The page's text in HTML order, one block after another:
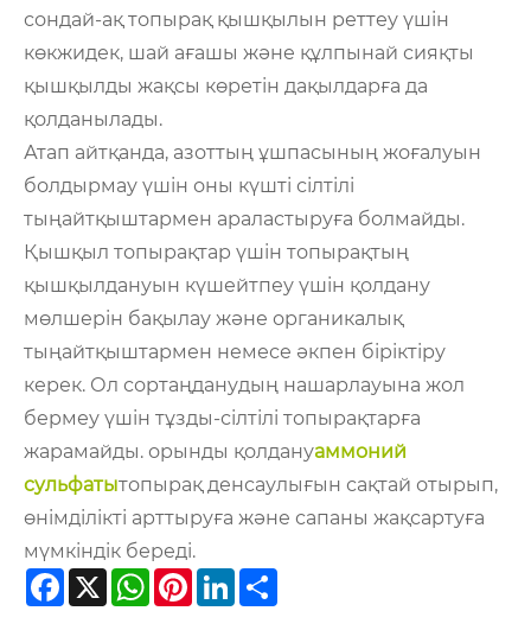
сондай-ақ топырақ қышқылын реттеу үшін
көкжидек, шай ағашы және құлпынай сияқты
қышқылды жақсы көретін дақылдарға да
қолданылады.
Атап айтқанда, азоттың ұшпасының жоғалуын
болдырмау үшін оны күшті сілтілі
тыңайтқыштармен араластыруға болмайды.
Қышқыл топырақтар үшін топырақтың
қышқылдануын күшейтпеу үшін қолдану
мөлшерін бақылау және органикалық
тыңайтқыштармен немесе әкпен біріктіру
керек. Ол сортаңданудың нашарлауына жол
бермеу үшін тұзды-сілтілі топырақтарға
жарамайды. орынды қолдануаммоний
сульфатытопырақ денсаулығын сақтай отырып,
өнімділікті арттыруға және сапаны жақсартуға
мүмкіндік береді.
Facebook
X WhatsApp
Pinterest
LinkedIn